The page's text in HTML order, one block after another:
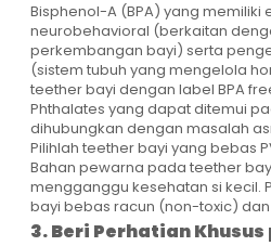
Bisphenol-A (BPA) yang memiliki
neurobehavioral (berkaitan
perkembangan bayi) serta
(sistem tubuh yang mengelola
teether bayi dengan label BPA
Phthalates yang dapat ditemui
dihubungkan dengan masalah
Pilihlah teether bayi yang bebas
Bahan pewarna pada teether
mengganggu kesehatan si kecil.
bayi bebas racun (non-toxic)
3. Beri Perhatian